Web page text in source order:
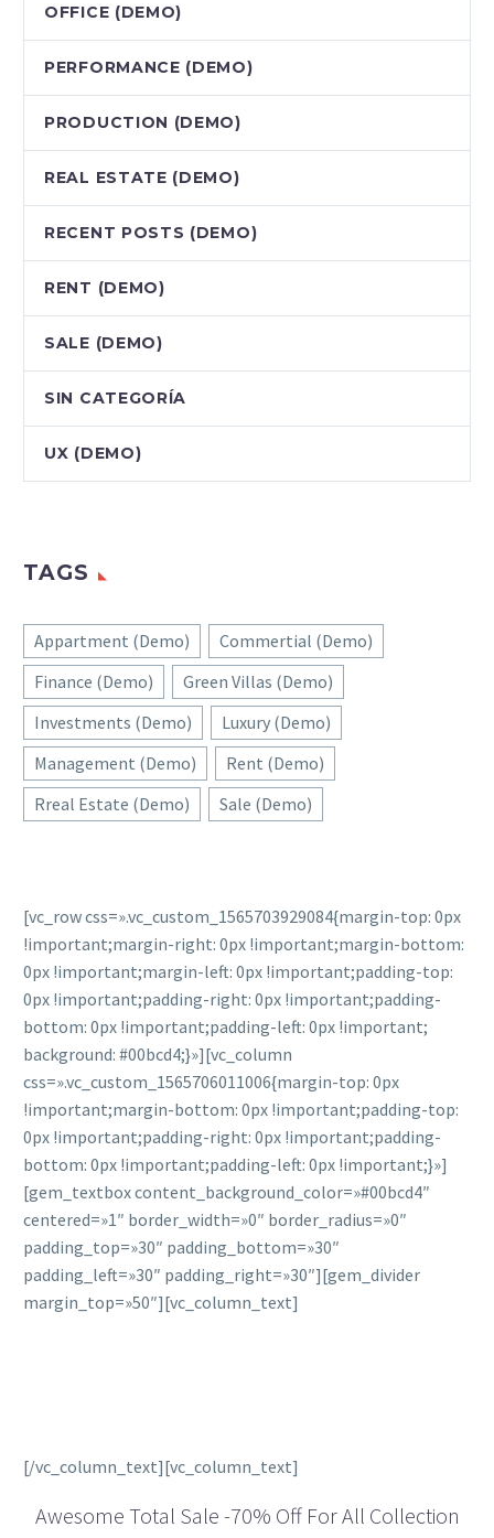
OFFICE (DEMO)
PERFORMANCE (DEMO)
PRODUCTION (DEMO)
REAL ESTATE (DEMO)
RECENT POSTS (DEMO)
RENT (DEMO)
SALE (DEMO)
SIN CATEGORÍA
UX (DEMO)
TAGS
Appartment (Demo)
Commertial (Demo)
Finance (Demo)
Green Villas (Demo)
Investments (Demo)
Luxury (Demo)
Management (Demo)
Rent (Demo)
Rreal Estate (Demo)
Sale (Demo)
[vc_row css=».vc_custom_1565703929084{margin-top: 0px
!important;margin-right: 0px !important;margin-bottom:
0px !important;margin-left: 0px !important;padding-top:
0px !important;padding-right: 0px !important;padding-
bottom: 0px !important;padding-left: 0px !important;
background: #00bcd4;}»][vc_column
css=».vc_custom_1565706011006{margin-top: 0px
!important;margin-bottom: 0px !important;padding-top:
0px !important;padding-right: 0px !important;padding-
bottom: 0px !important;padding-left: 0px !important;}»]
[gem_textbox content_background_color=»#00bcd4″
centered=»1″ border_width=»0″ border_radius=»0″
padding_top=»30″ padding_bottom=»30″
padding_left=»30″ padding_right=»30″][gem_divider
margin_top=»50″][vc_column_text]
[/vc_column_text][vc_column_text]
Awesome Total Sale -70% Off For All Collection